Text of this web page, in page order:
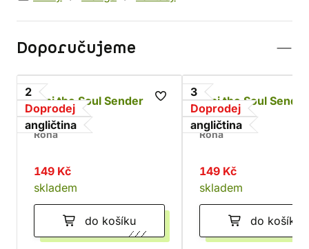
Doporučujeme
2
Doprodej
angličtina
Alpi the Soul Sender
Vol. 2
Rona
149 Kč
skladem
do košíku
3
Doprodej
angličtina
Alpi the Soul Sender
Vol.3
Rona
149 Kč
skladem
do košíku